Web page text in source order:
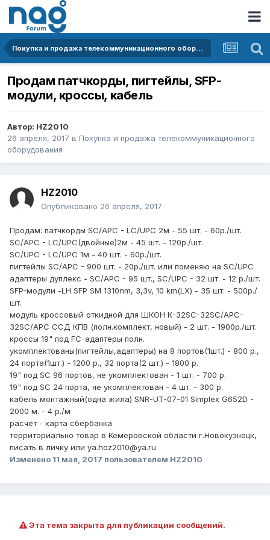
Покупка и продажа телекоммуникационного оборудования
Продам патчкорды, пигтейлы, SFP-
модули, кроссы, кабель
Автор: HZ2010
26 апреля, 2017 в Покупка и продажа телекоммуникационного
оборудования
HZ2010
Опубликовано 26 апреля, 2017
Продам: патчкорды SC/APC - LC/UPC 2м - 55 шт. - 60р./шт.
SC/APC - LC/UPC(двойные)2м - 45 шт. - 120р./шт.
SC/UPC - LC/UPC 1м - 40 шт. - 60р./шт.
пигтейлы SC/APC - 900 шт. - 20р./шт. или поменяю на SC/UPC
адаптеры дуплекс - SC/APC - 95 шт., SC/UPC - 32 шт. - 12 р./шт.
SFP-модули -LH SFP SM 1310nm, 3,3v, 10 km(LX) - 35 шт. - 500р./
шт.
модуль кроссовый откидной для ШКОН К-32SC-32SC/APC-
32SC/APC ССД КПВ (полн.комплект, новый) - 2 шт. - 1900р./шт.
кроссы 19" под FC-адаптеры полн.
укомплектованы(пигтейлы,адаптеры) на 8 портов(1шт.) - 800 р.,
24 порта(1шт.) - 1200 р., 32 порта(2 шт.) - 1800 р.
19" под SC 96 портов, не укомплектован - 1 шт. - 700 р.
19" под SC 24 порта, не укомплектован - 4 шт. - 300 р.
кабель монтажный(одна жила) SNR-UT-07-01 Simplex G652D -
2000 м. - 4 р./м
расчёт - карта сбербанка
территориально товар в Кемеровской области г.Новокузнецк,
писать в личку или ya.hoz2010@ya.ru
Изменено 11 мая, 2017 пользователем HZ2010
Эта тема закрыта для публикации сообщений.